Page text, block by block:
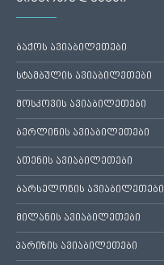
ბაქოს ავიაბილეთები
სტამბულის ავიაბილეთები
მოსკოვის ავიაბილეთები
ბერლინის ავიაბილეთები
ათენის ავიაბილეთები
ბარსელონის ავიაბილეთები
მილანის ავიაბილეთები
პარიზის ავიაბილეთები